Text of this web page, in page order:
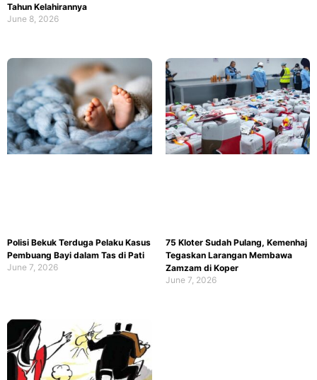
Tahun Kelahirannya
June 8, 2026
Polisi Bekuk Terduga Pelaku Kasus
Pembuang Bayi dalam Tas di Pati
June 7, 2026
75 Kloter Sudah Pulang, Kemenhaj
Tegaskan Larangan Membawa
Zamzam di Koper
June 7, 2026